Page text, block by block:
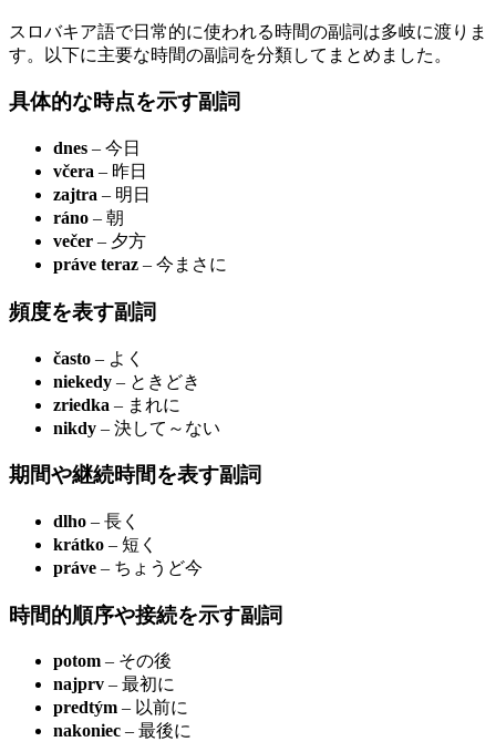
スロバキア語で日常的に使われる時間の副詞は多岐に渡りま
す。以下に主要な時間の副詞を分類してまとめました。
具体的な時点を示す副詞
dnes – 今日
včera – 昨日
zajtra – 明日
ráno – 朝
večer – 夕方
práve teraz – 今まさに
頻度を表す副詞
často – よく
niekedy – ときどき
zriedka – まれに
nikdy – 決して～ない
期間や継続時間を表す副詞
dlho – 長く
krátko – 短く
práve – ちょうど今
時間的順序や接続を示す副詞
potom – その後
najprv – 最初に
predtým – 以前に
nakoniec – 最後に